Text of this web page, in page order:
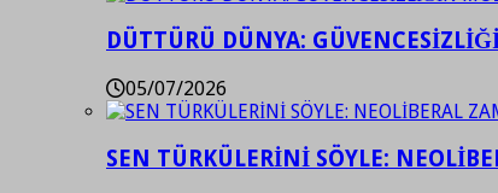
DÜTTÜRÜ DÜNYA:
05/07/2026
SEN TÜRKÜLERİNİ SÖYLE: